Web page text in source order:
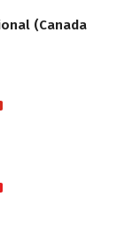
(Canada